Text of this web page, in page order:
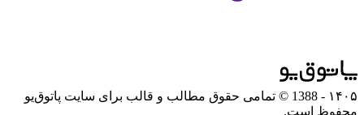
۱۴۰۵
- 1388 © تمامی حقوق مطالب و قالب برای سایت پاتوق‌یو
محفوظ است.